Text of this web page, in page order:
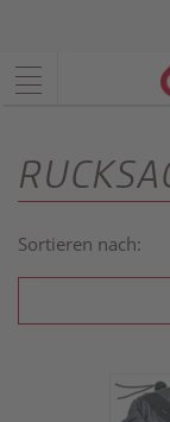
Sortieren nach: